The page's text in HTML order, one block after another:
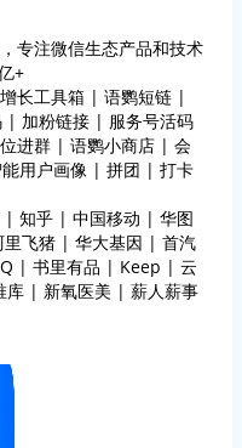
专注微信生态产品和技术
+
长工具箱 | 语鹦短链 |
| 加粉链接 | 服务号活码
进群 | 语鹦小商店 | 会
用户画像 | 拼团 | 打卡
| 知乎 | 中国移动 | 华图
飞猪 | 华大基因 | 首汽
| 书里有品 | Keep | 云
| 新氧医美 | 薪人薪事